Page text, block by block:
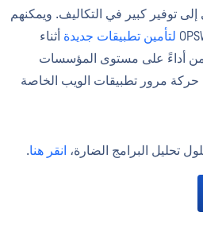
إلى توفير كبير في التكاليف. ويمكنهم
لتأمين تطبيقات جديدة أثناء
أداءً على مستوى المؤسسات
مرور تطبيقات الويب الخاصة
تحليل البرامج الضارة، انقر هنا.